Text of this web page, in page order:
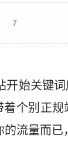
始关键
个别正
流量而